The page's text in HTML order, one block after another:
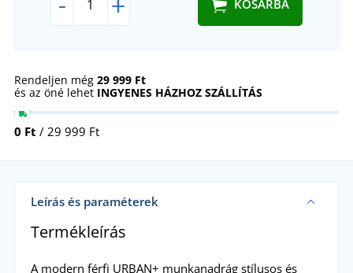
KOSÁRBA
Rendeljen még 29 999 Ft
és az öné lehet INGYENES HÁZHOZ SZÁLLÍTÁS
0 Ft / 29 999 Ft
Leírás és paraméterek
Termékleírás
A modern férfi URBAN+ munkanadrág stílusos és